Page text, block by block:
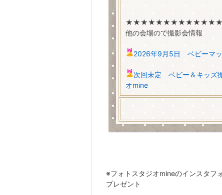
他の会場ので撮影会情報
2026年9月5日 ベビーマッ
次回未定 ベビー＆キッズ
オmine
※フォトスタジオmineのインスタフ
プレゼント